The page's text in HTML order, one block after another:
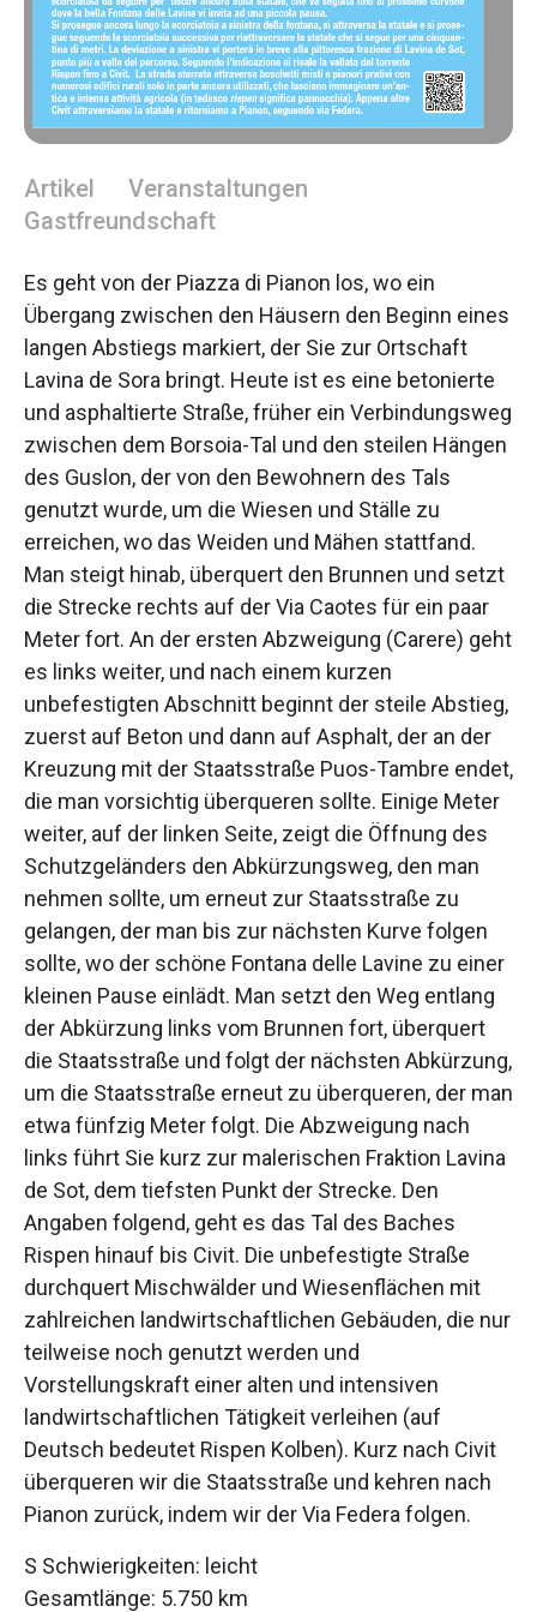
Artikel
Veranstaltungen
Gastfreundschaft
Es geht von der Piazza di Pianon los, wo ein
Übergang zwischen den Häusern den Beginn eines
langen Abstiegs markiert, der Sie zur Ortschaft
Lavina de Sora bringt. Heute ist es eine betonierte
und asphaltierte Straße, früher ein Verbindungsweg
zwischen dem Borsoia-Tal und den steilen Hängen
des Guslon, der von den Bewohnern des Tals
genutzt wurde, um die Wiesen und Ställe zu
erreichen, wo das Weiden und Mähen stattfand.
Man steigt hinab, überquert den Brunnen und setzt
die Strecke rechts auf der Via Caotes für ein paar
Meter fort. An der ersten Abzweigung (Carere) geht
es links weiter, und nach einem kurzen
unbefestigten Abschnitt beginnt der steile Abstieg,
zuerst auf Beton und dann auf Asphalt, der an der
Kreuzung mit der Staatsstraße Puos-Tambre endet,
die man vorsichtig überqueren sollte. Einige Meter
weiter, auf der linken Seite, zeigt die Öffnung des
Schutzgeländers den Abkürzungsweg, den man
nehmen sollte, um erneut zur Staatsstraße zu
gelangen, der man bis zur nächsten Kurve folgen
sollte, wo der schöne Fontana delle Lavine zu einer
kleinen Pause einlädt. Man setzt den Weg entlang
der Abkürzung links vom Brunnen fort, überquert
die Staatsstraße und folgt der nächsten Abkürzung,
um die Staatsstraße erneut zu überqueren, der man
etwa fünfzig Meter folgt. Die Abzweigung nach
links führt Sie kurz zur malerischen Fraktion Lavina
de Sot, dem tiefsten Punkt der Strecke. Den
Angaben folgend, geht es das Tal des Baches
Rispen hinauf bis Civit. Die unbefestigte Straße
durchquert Mischwälder und Wiesenflächen mit
zahlreichen landwirtschaftlichen Gebäuden, die nur
teilweise noch genutzt werden und
Vorstellungskraft einer alten und intensiven
landwirtschaftlichen Tätigkeit verleihen (auf
Deutsch bedeutet Rispen Kolben). Kurz nach Civit
überqueren wir die Staatsstraße und kehren nach
Pianon zurück, indem wir der Via Federa folgen.
S Schwierigkeiten: leicht
Gesamtlänge: 5.750 km